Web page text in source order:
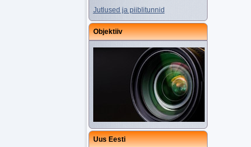
Jutlused ja piiblitunnid
Objektiiv
Uus Eesti